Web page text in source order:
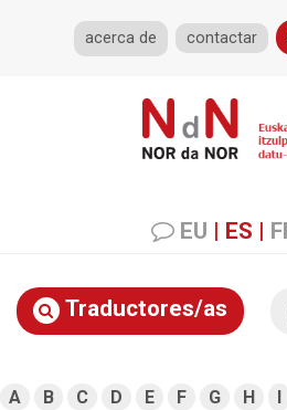
acerca de contactar
EU | ES |
Traductores/as
A B C D E F G H I